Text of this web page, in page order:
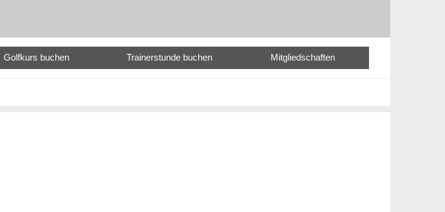
Golfkurs buchen Trainerstunde buchen Mitgliedschaften